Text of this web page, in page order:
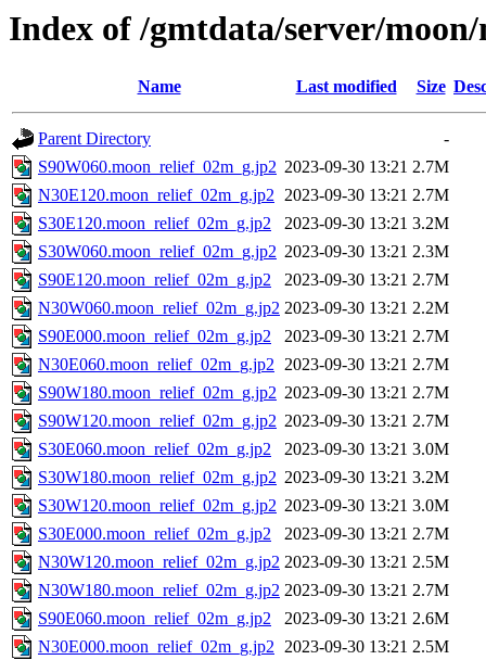
Index of /gmtdata/server/
Name Last modified Size
Parent Directory
-
S90W060.moon_relief_02m_g.jp2 2023-09-30 13:21 2.7M
N30E120.moon_relief_02m_g.jp2 2023-09-30 13:21 2.7M
S30E120.moon_relief_02m_g.jp2
2023-09-30 13:21 3.2M
S30W060.moon_relief_02m_g.jp2 2023-09-30 13:21 2.3M
S90E120.moon_relief_02m_g.jp2
2023-09-30 13:21 2.7M
N30W060.moon_relief_02m_g.jp2 2023-09-30 13:21 2.2M
S90E000.moon_relief_02m_g.jp2
2023-09-30 13:21 2.7M
N30E060.moon_relief_02m_g.jp2 2023-09-30 13:21 2.7M
S90W180.moon_relief_02m_g.jp2 2023-09-30 13:21 2.7M
S90W120.moon_relief_02m_g.jp2 2023-09-30 13:21 2.7M
S30E060.moon_relief_02m_g.jp2
2023-09-30 13:21 3.0M
S30W180.moon_relief_02m_g.jp2 2023-09-30 13:21 3.2M
S30W120.moon_relief_02m_g.jp2 2023-09-30 13:21 3.0M
S30E000.moon_relief_02m_g.jp2
2023-09-30 13:21 2.7M
N30W120.moon_relief_02m_g.jp2 2023-09-30 13:21 2.5M
N30W180.moon_relief_02m_g.jp2 2023-09-30 13:21 2.7M
S90E060.moon_relief_02m_g.jp2
2023-09-30 13:21 2.6M
N30E000.moon_relief_02m_g.jp2 2023-09-30 13:21 2.5M